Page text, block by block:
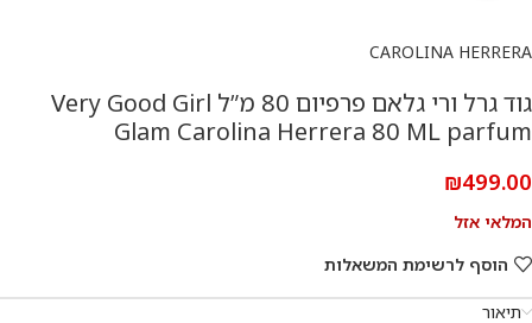
CAROLINA HERRERA
גוד גרל ורי גלאם פרפיום 80 מ”ל Very Good Girl
Glam Carolina Herrera 80 ML parfum
₪499.00
המלאי אזל
הוסף לרשימת המשאלות
תיאור